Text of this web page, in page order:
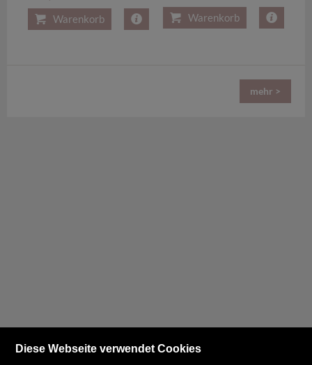
Warenkorb
Warenkorb
mehr >
Diese Webseite verwendet Cookies